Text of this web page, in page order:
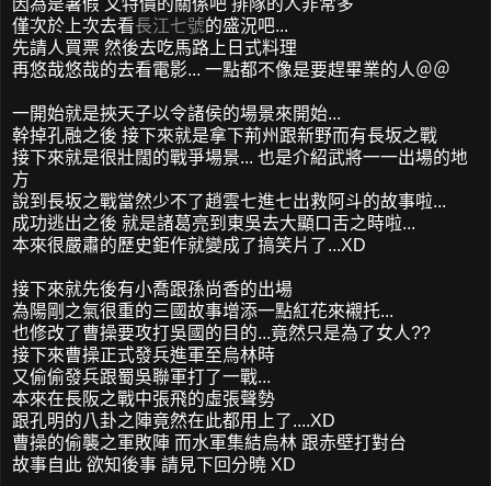
因為是暑假 又特價的關係吧 排隊的人非常多
僅次於上次去看長江七號的盛況吧...
先請人買票 然後去吃馬路上日式料理
再悠哉悠哉的去看電影... 一點都不像是要趕畢業的人＠＠
一開始就是挾天子以令諸侯的場景來開始...
幹掉孔融之後 接下來就是拿下荊州跟新野而有長坂之戰
接下來就是很壯闊的戰爭場景... 也是介紹武將一一出場的地
方
說到長坂之戰當然少不了趙雲七進七出救阿斗的故事啦...
成功逃出之後 就是諸葛亮到東吳去大顯口舌之時啦...
本來很嚴肅的歷史鉅作就變成了搞笑片了...XD
接下來就先後有小喬跟孫尚香的出場
為陽剛之氣很重的三國故事增添一點紅花來襯托...
也修改了曹操要攻打吳國的目的...竟然只是為了女人??
接下來曹操正式發兵進軍至烏林時
又偷偷發兵跟蜀吳聯軍打了一戰...
本來在長阪之戰中張飛的虛張聲勢
跟孔明的八卦之陣竟然在此都用上了....XD
曹操的偷襲之軍敗陣 而水軍集結烏林 跟赤壁打對台
故事自此 欲知後事 請見下回分曉 XD